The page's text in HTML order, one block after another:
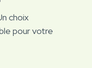
choix
pour votre